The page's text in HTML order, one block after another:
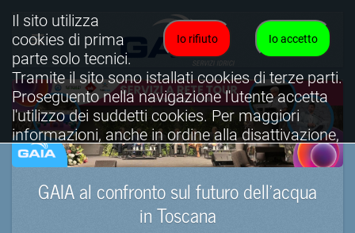
GAIA al confronto sul futuro dell’acqua
in Toscana
Io accetto
Io rifiuto
Il sito utilizza
cookies di prima
parte solo tecnici.
Tramite il sito sono istallati cookies di terze parti.
Proseguento nella navigazione l'utente accetta
l'utilizzo dei suddetti cookies. Per maggiori
informazioni, anche in ordine alla disattivazione,
è possibile consultare l'informativa cookies
completa.
Visualizza informativa completa.